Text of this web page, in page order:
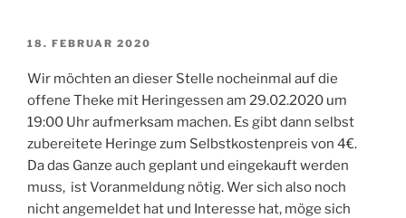
VERÖFFENTLICHT
18. FEBRUAR 2020
Wir möchten an dieser Stelle nocheinmal auf die
offene Theke mit Heringessen am 29.02.2020 um
19:00 Uhr aufmerksam machen. Es gibt dann selbst
zubereitete Heringe zum Selbstkostenpreis von 4€.
Da das Ganze auch geplant und eingekauft werden
muss, ist Voranmeldung nötig. Wer sich also noch
nicht angemeldet hat und Interesse hat, möge sich